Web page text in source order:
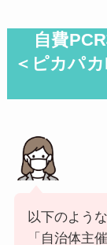
自費
＜ピカパ
以下のよう
「自治体主